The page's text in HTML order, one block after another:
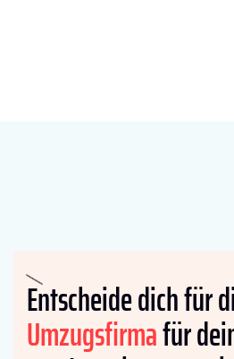
Entscheide dich für
Umzugsfirmafür